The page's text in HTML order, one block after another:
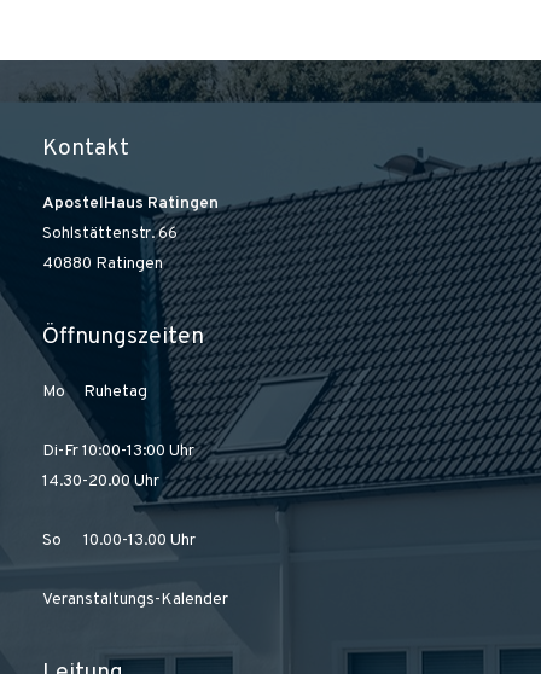
Kontakt
ApostelHaus Ratingen
Sohlstättenstr. 66
40880 Ratingen
Öffnungszeiten
Mo Ruhetag
Di-Fr 10:00-13:00 Uhr
14.30-20.00 Uhr
So 10.00-13.00 Uhr
Veranstaltungs-Kalender